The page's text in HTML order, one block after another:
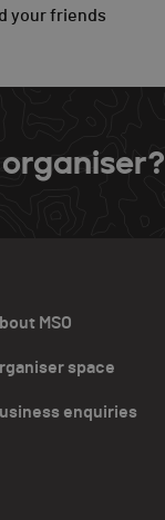
your friends
MSO
space
enquiries